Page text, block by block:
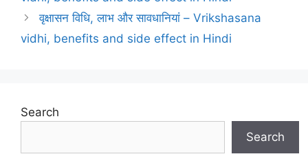
वृक्षासन विधि, लाभ और सावधानियां – Vrikshasana
vidhi, benefits and side effect in Hindi
Search
Search